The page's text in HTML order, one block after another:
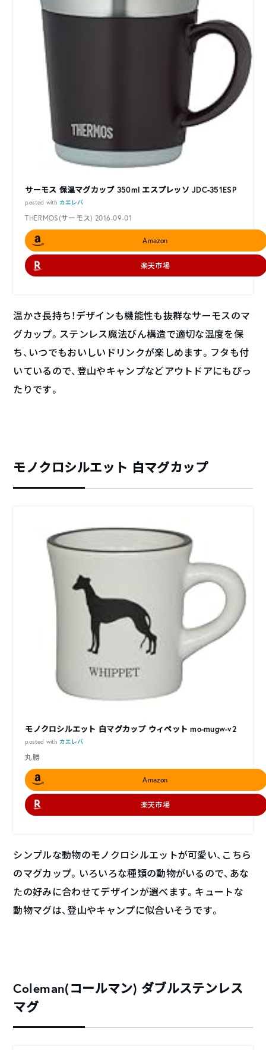
サーモス 保温マグカップ 350ml エスプレッソ JDC-351ESP
posted with カエレバ
THERMOS(サーモス) 2016-09-01
Amazon
楽天市場
温かさ長持ち！デザインも機能性も抜群なサーモスのマ
グカップ。ステンレス魔法びん構造で適切な温度を保
ち、いつでもおいしいドリンクが楽しめます。フタも付
いているので、登山やキャンプなどアウトドアにもぴっ
たりです。
モノクロシルエット 白マグカップ
モノクロシルエット 白マグカップ ウィペット mo-mugw-v2
posted with カエレバ
丸勝
Amazon
楽天市場
シンプルな動物のモノクロシルエットが可愛い、こちら
のマグカップ。いろいろな種類の動物がいるので、あな
たの好みに合わせてデザインが選べます。キュートな
動物マグは、登山やキャンプに似合いそうです。
Coleman(コールマン) ダブルステンレス
マグ